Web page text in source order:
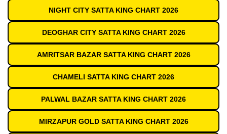
NIGHT CITY SATTA KING CHART 2026
DEOGHAR CITY SATTA KING CHART 2026
AMRITSAR BAZAR SATTA KING CHART 2026
CHAMELI SATTA KING CHART 2026
PALWAL BAZAR SATTA KING CHART 2026
MIRZAPUR GOLD SATTA KING CHART 2026